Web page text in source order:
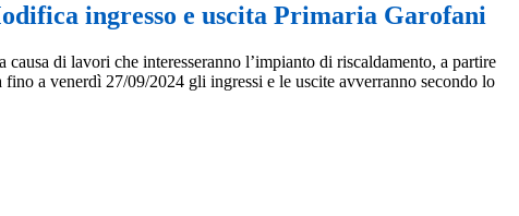
ingresso e uscita Primaria Garofani
causa di lavori che interesseranno l’impianto di riscaldamento, a partire
fino a venerdì 27/09/2024 gli ingressi e le uscite avverranno secondo lo